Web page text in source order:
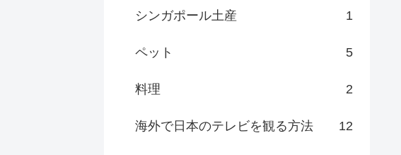
シンガポール土産 1
ペット 5
料理 2
海外で日本のテレビを観る方法 12